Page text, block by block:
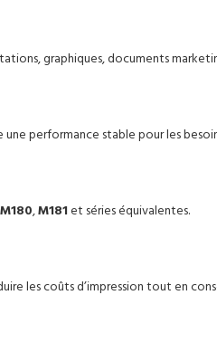
graphiques, documents
performance stable pour les
M180,M181et séries équivalentes.
les coûts d’impression tout en